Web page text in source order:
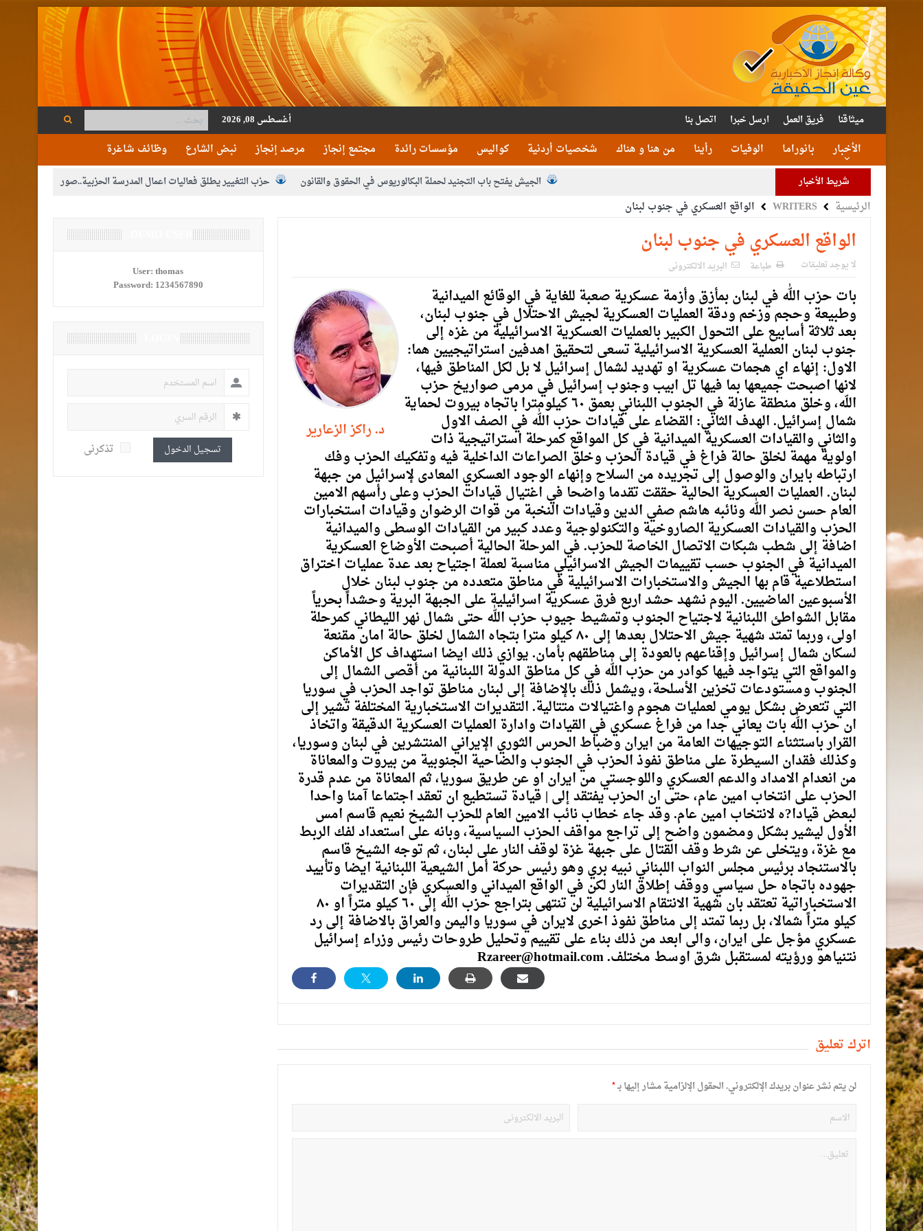
أغسطس 08, 2026 ميثاقنا فريق العمل ارسل خبرا اتصل بنا
الأخبار بانوراما الوفيات رأينا من هنا و هناك شخصيات أردنية كواليس مؤسسات رائدة مجتمع إنجاز مرصد إنجاز نبض الشارع وظائف شاغرة
شريط الأخبار حزب التغيير يطلق فعاليات اعمال المدرسة الحزبية..صور
الجيش يفتح باب التجنيد لحملة البكالوريوس في الحقوق والقانون
الأمن يتلف 16 مليون حبة كبتاجون و1480 كغم مواد مخدرة
النواب يقر مشروع تعديل قانون الملكية العقارية
الملك يتلقى اتصالا هاتفيا من العاهل البحريني
القاضي محمود أحمد فريحات.. مبارك ومزيدا من التوفيق
الرئيسية WRITERS الواقع العسكري في جنوب لبنان
الواقع العسكري في جنوب لبنان
لا يوجد تعليقات طباعة البريد الالكترونى
د. راكز الزعارير
بات حزب اللّٰه في لبنان بمأزق وأزمة عسكرية صعبة للغاية في الوقائع الميدانية
وطبيعة وحجم وزخم ودقة العمليات العسكرية لجيش الاحتلال في جنوب لبنان،
بعد ثلاثة أسابيع على التحول الكبير بالعمليات العسكرية الاسرائيلية من غزه إلى
جنوب لبنان العملية العسكرية الاسرائيلية تسعى لتحقيق اهدفين استراتيجيين هما:
الاول: إنهاء اي هجمات عسكرية او تهديد لشمال إسرائيل لا بل لكل المناطق فيها،
لانها اصبحت جميعها بما فيها تل ابيب وجنوب إسرائيل في مرمى صواريخ حزب
اللّه، وخلق منطقة عازلة في الجنوب اللبناني بعمق ٦٠ كيلومترا باتجاه بيروت لحماية
شمال إسرائيل. الهدف الثاني: القضاء على قيادات حزب اللّٰه في الصف الاول
والثاني والقيادات العسكرية الميدانية في كل المواقع كمرحلة استراتيجية ذات
اولوية مهمة لخلق حالة فراغ في قيادة الحزب وخلق الصراعات الداخلية فيه وتفكيك الحزب وفك
ارتباطه بايران والوصول إلى تجريده من السلاح وإنهاء الوجود العسكري المعادى لإسرائيل من جبهة
لبنان. العمليات العسكرية الحالية حققت تقدما واضحا في اغتيال قيادات الحزب وعلى رأسهم الامين
العام حسن نصر اللّٰه ونائبه هاشم صفي الدين وقيادات النخبة من قوات الرضوان وقيادات استخبارات
الحزب والقيادات العسكرية الصاروخية والتكنولوجية وعدد كبير من القيادات الوسطى والميدانية
اضافة إلى شطب شبكات الاتصال الخاصة للحزب. في المرحلة الحالية أصبحت الأوضاع العسكرية
الميدانية في الجنوب حسب تقييمات الجيش الاسرائيلي مناسبة لعملة اجتياح بعد عدة عمليات اختراق
استطلاعية قام بها الجيش والاستخبارات الاسرائيلية في مناطق متعدده من جنوب لبنان خلال
الأسبوعين الماضيين. اليوم نشهد حشد اربع فرق عسكرية اسرائيلية على الجبهة البرية وحشداً بحرياً
مقابل الشواطئ اللبنانية لاجتياح الجنوب وتمشيط جيوب حزب اللّٰه حتى شمال نهر الليطاني كمرحلة
اولى، وربما تمتد شهية جيش الاحتلال بعدها إلى ٨٠ كيلو مترا بتجاه الشمال لخلق حالة امان مقنعة
لسكان شمال إسرائيل وإقناعهم بالعودة إلى مناطقهم بأمان. يوازي ذلك ايضا استهداف كل الأماكن
والمواقع التي يتواجد فيها كوادر من حزب اللّٰه في كل مناطق الدولة اللبنانية من أقصى الشمال إلى
الجنوب ومستودعات تخزين الأسلحة، ويشمل ذلك بالإضافة إلى لبنان مناطق تواجد الحزب في سوريا
التي تتعرض بشكل يومي لعمليات هجوم واغتيالات متتالية. التقديرات الاستخبارية المختلفة تشير إلى
ان حزب اللّٰه بات يعاني جدا من فراغ عسكري في القيادات وادارة العمليات العسكرية الدقيقة واتخاذ
القرار باستثناء التوجيهات العامة من ايران وضباط الحرس الثوري الإيراني المنتشرين في لبنان وسوريا،
وكذلك فقدان السيطرة على مناطق نفوذ الحزب في الجنوب والضاحية الجنوبية من بيروت والمعاناة
من انعدام الامداد والدعم العسكري واللوجستي من ايران او عن طريق سوريا، ثم المعاناة من عدم قدرة
الحزب على انتخاب امين عام، حتى ان الحزب يفتقد إلى | قيادة تستطيع ان تعقد اجتماعا آمنا واحدا
لبعض قيادا?ه لانتخاب امين عام. وقد جاء خطاب نائب الامين العام للحزب الشيخ نعيم قاسم امس
الأول ليشير بشكل ومضمون واضح إلى تراجع مواقف الحزب السياسية، وبانه على استعداد لفك الربط
مع غزة، ويتخلى عن شرط وقف القتال على جبهة غزة لوقف النار على لبنان، ثم توجه الشيخ قاسم
بالاستنجاد برئيس مجلس النواب اللبناني نبيه بري وهو رئيس حركة أمل الشيعية اللبنانية ايضا وتأييد
جهوده باتجاه حل سياسي ووقف إطلاق النار لكن في الواقع الميداني والعسكري فإن التقديرات
الاستخباراتية تعتقد بان شهية الانتقام الاسرائيلية لن تنتهى بتراجع حزب اللّٰه إلى ٦٠ كيلو متراً او ٨٠
كيلو متراً شمالا، بل ربما تمتد إلى مناطق نفوذ اخرى لايران في سوريا واليمن والعراق بالاضافة إلى رد
عسكري مؤجل على ايران، والى ابعد من ذلك بناء على تقييم وتحليل طروحات رئيس وزراء إسرائيل
نتنياهو ورؤيته لمستقبل شرق اوسط مختلف. Rzareer@hotmail.com
أترك تعليق
لن يتم نشر عنوان بريدك الإلكتروني.الحقول الإلزامية مشار إليها بـ*
User:thomas
Password: 1234567890
تسجيل الدخول تذكرنى